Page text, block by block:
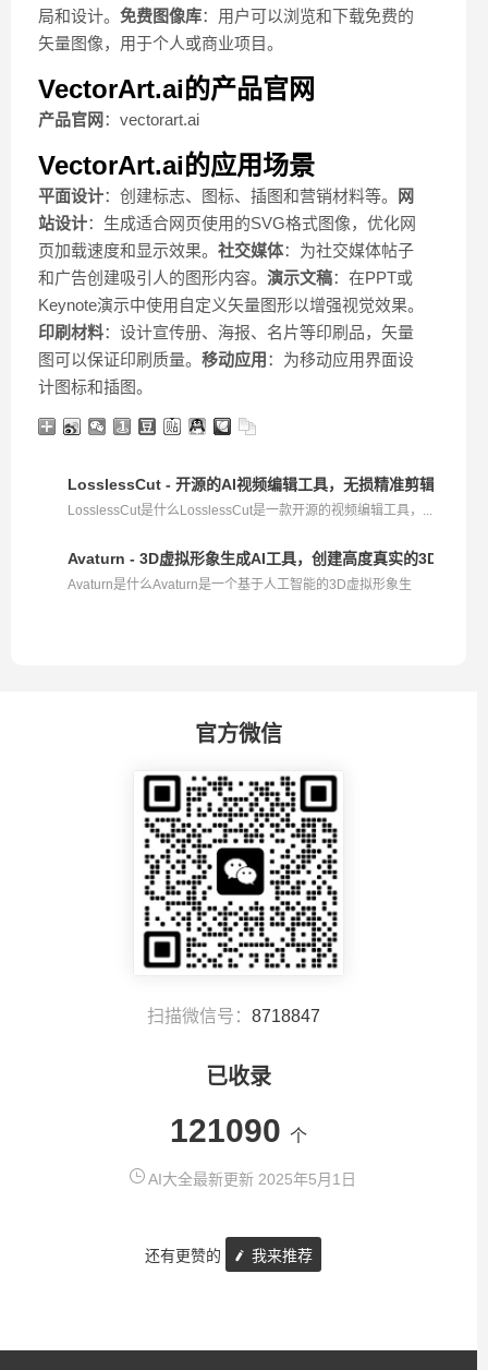
局和设计。 免费图像库：用户可以浏览和下载免费的
矢量图像，用于个人或商业项目。
VectorArt.ai的产品官网
产品官网 ：vectorart.ai
VectorArt.ai的应用场景
平面设计：创建标志、图标、插图和营销材料等。
网
站设计：生成适合网页使用的SVG格式图像，优化网
页加载速度和显示效果。 社交媒体：为社交媒体帖子
和广告创建吸引人的图形内容。 演示文稿：在PPT或
Keynote演示中使用自定义矢量图形以增强视觉效果。
印刷材料：设计宣传册、海报、名片等印刷品，矢量
图可以保证印刷质量。 移动应用 ：为移动应用界面设
计图标和插图。
LosslessCut - 开源的AI视频编辑工具，无损精准剪辑与合并
LosslessCut是什么LosslessCut是一款开源的视频编辑工具，...
Avaturn - 3D虚拟形象生成AI工具，创建高度真实的3D头像和
Avaturn是什么Avaturn是一个基于人工智能的3D虚拟形象生
官方微信
扫描微信号： 8718847
已收录
121090 个
AI大全最新更新 2025年5月1日
还有更赞的 我来推荐